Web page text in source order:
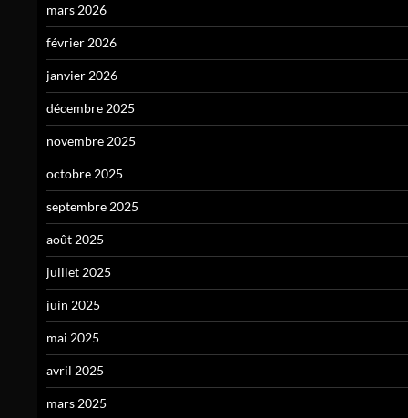
mars 2026
février 2026
janvier 2026
décembre 2025
novembre 2025
octobre 2025
septembre 2025
août 2025
juillet 2025
juin 2025
mai 2025
avril 2025
mars 2025